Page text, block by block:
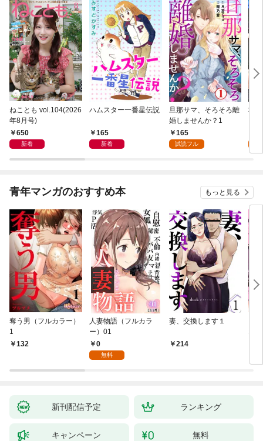
ねことも vol.104(2026
年8月号)
650
新着
ハムスター一番星伝説
165
新着
旦那サマ、そろそろ離
婚しませんか？1
165
試読フル
私
青年マンガのおすすめ本 もっと見る
奪う男（フルカラー）
1
132
人妻物語（フルカラ
ー）01
0
無料
妻、交換します１
214
な
新刊配信予定 ランキング
キャンペーン 無料